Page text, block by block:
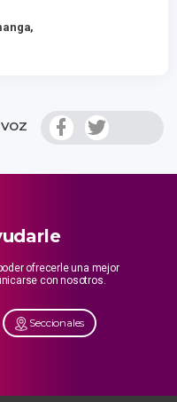
ofrecerle una mejor
con nosotros.
Seccionales